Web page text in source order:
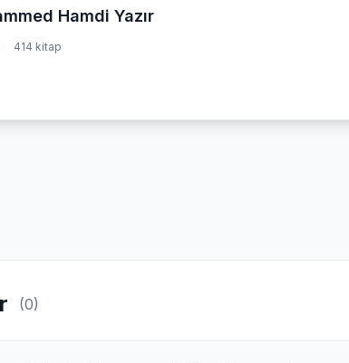
Hamdi Yazır
414 kitap
(0)